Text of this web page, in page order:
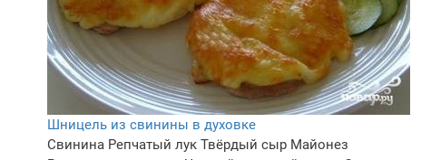
Шницель из свинины в духовке
Свинина Репчатый лук Твёрдый сыр Майонез